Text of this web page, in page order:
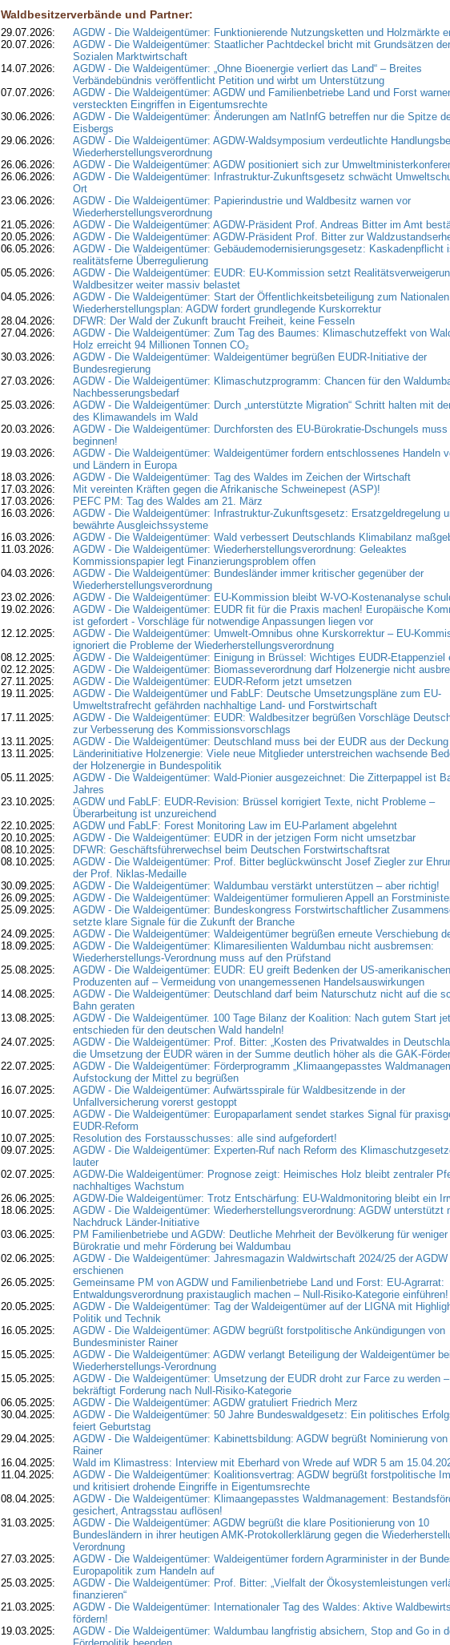
Waldbesitzerverbände und Partner:
29.07.2026:
AGDW - Die Waldeigentümer: Funktionierende Nutzungsketten und Holzmärkte
20.07.2026:
AGDW - Die Waldeigentümer: Staatlicher Pachtdeckel bricht mit Grundsätzen der
Sozialen Marktwirtschaft
14.07.2026:
AGDW - Die Waldeigentümer: „Ohne Bioenergie verliert das Land“ – Breites
Verbändebündnis veröffentlicht Petition und wirbt um Unterstützung
07.07.2026:
AGDW - Die Waldeigentümer: AGDW und Familienbetriebe Land und Forst
versteckten Eingriffen in Eigentumsrechte
30.06.2026:
AGDW - Die Waldeigentümer: Änderungen am NatInfG betreffen nur die Spitze
Eisbergs
29.06.2026:
AGDW - Die Waldeigentümer: AGDW-Waldsymposium verdeutlichte
Wiederherstellungsverordnung
26.06.2026:
AGDW - Die Waldeigentümer: AGDW positioniert sich zur
26.06.2026:
AGDW - Die Waldeigentümer: Infrastruktur-Zukunftsgesetz schwächt
Ort
23.06.2026:
AGDW - Die Waldeigentümer: Papierindustrie und Waldbesitz warnen vor
Wiederherstellungsverordnung
21.05.2026:
AGDW - Die Waldeigentümer: AGDW-Präsident Prof. Andreas Bitter im Amt
20.05.2026:
AGDW - Die Waldeigentümer: AGDW-Präsident Prof. Bitter zur
06.05.2026:
AGDW - Die Waldeigentümer: Gebäudemodernisierungsgesetz: Kaskadenpflicht
realitätsferne Überregulierung
05.05.2026:
AGDW - Die Waldeigentümer: EUDR: EU-Kommission setzt
Waldbesitzer weiter massiv belastet
04.05.2026:
AGDW - Die Waldeigentümer: Start der Öffentlichkeitsbeteiligung zum Nationalen
Wiederherstellungsplan: AGDW fordert grundlegende Kurskorrektur
28.04.2026:
DFWR: Der Wald der Zukunft braucht Freiheit, keine Fesseln
27.04.2026:
AGDW - Die Waldeigentümer: Zum Tag des Baumes: Klimaschutzeffekt von
Holz erreicht 94 Millionen Tonnen CO₂
30.03.2026:
AGDW - Die Waldeigentümer: Waldeigentümer begrüßen EUDR-Initiative der
Bundesregierung
27.03.2026:
AGDW - Die Waldeigentümer: Klimaschutzprogramm: Chancen für den
Nachbesserungsbedarf
25.03.2026:
AGDW - Die Waldeigentümer: Durch „unterstützte Migration“ Schritt halten mit
des Klimawandels im Wald
20.03.2026:
AGDW - Die Waldeigentümer: Durchforsten des EU-Bürokratie-Dschungels
beginnen!
19.03.2026:
AGDW - Die Waldeigentümer: Waldeigentümer fordern entschlossenes Handeln
und Ländern in Europa
18.03.2026:
AGDW - Die Waldeigentümer: Tag des Waldes im Zeichen der Wirtschaft
17.03.2026:
Mit vereinten Kräften gegen die Afrikanische Schweinepest (ASP)!
17.03.2026:
PEFC PM: Tag des Waldes am 21. März
16.03.2026:
AGDW - Die Waldeigentümer: Infrastruktur-Zukunftsgesetz: Ersatzgeldregelung
bewährte Ausgleichssysteme
16.03.2026:
AGDW - Die Waldeigentümer: Wald verbessert Deutschlands Klimabilanz
11.03.2026:
AGDW - Die Waldeigentümer: Wiederherstellungsverordnung: Geleaktes
Kommissionspapier legt Finanzierungsproblem offen
04.03.2026:
AGDW - Die Waldeigentümer: Bundesländer immer kritischer gegenüber der
Wiederherstellungsverordnung
23.02.2026:
AGDW - Die Waldeigentümer: EU-Kommission bleibt W-VO-Kostenanalyse
19.02.2026:
AGDW - Die Waldeigentümer: EUDR fit für die Praxis machen! Europäische
ist gefordert - Vorschläge für notwendige Anpassungen liegen vor
12.12.2025:
AGDW - Die Waldeigentümer: Umwelt-Omnibus ohne Kurskorrektur – EU-
ignoriert die Probleme der Wiederherstellungsverordnung
08.12.2025:
AGDW - Die Waldeigentümer: Einigung in Brüssel: Wichtiges EUDR-Etappenziel
02.12.2025:
AGDW - Die Waldeigentümer: Biomasseverordnung darf Holzenergie nicht
27.11.2025:
AGDW - Die Waldeigentümer: EUDR-Reform jetzt umsetzen
19.11.2025:
AGDW - Die Waldeigentümer und FabLF: Deutsche Umsetzungspläne zum EU-
Umweltstrafrecht gefährden nachhaltige Land- und Forstwirtschaft
17.11.2025:
AGDW - Die Waldeigentümer: EUDR: Waldbesitzer begrüßen Vorschläge
zur Verbesserung des Kommissionsvorschlags
13.11.2025:
AGDW - Die Waldeigentümer: Deutschland muss bei der EUDR aus der
13.11.2025:
Länderinitiative Holzenergie: Viele neue Mitglieder unterstreichen wachsende
der Holzenergie in Bundespolitik
05.11.2025:
AGDW - Die Waldeigentümer: Wald-Pionier ausgezeichnet: Die Zitterpappel ist
Jahres
23.10.2025:
AGDW und FabLF: EUDR-Revision: Brüssel korrigiert Texte, nicht Probleme –
Überarbeitung ist unzureichend
22.10.2025:
AGDW und FabLF: Forest Monitoring Law im EU-Parlament abgelehnt
20.10.2025:
AGDW - Die Waldeigentümer: EUDR in der jetzigen Form nicht umsetzbar
08.10.2025:
DFWR: Geschäftsführerwechsel beim Deutschen Forstwirtschaftsrat
08.10.2025:
AGDW - Die Waldeigentümer: Prof. Bitter beglückwünscht Josef Ziegler zur
der Prof. Niklas-Medaille
30.09.2025:
AGDW - Die Waldeigentümer: Waldumbau verstärkt unterstützen – aber richtig!
26.09.2025:
AGDW - Die Waldeigentümer: Waldeigentümer formulieren Appell an
25.09.2025:
AGDW - Die Waldeigentümer: Bundeskongress Forstwirtschaftlicher
setzte klare Signale für die Zukunft der Branche
24.09.2025:
AGDW - Die Waldeigentümer: Waldeigentümer begrüßen erneute Verschiebung
18.09.2025:
AGDW - Die Waldeigentümer: Klimaresilienten Waldumbau nicht ausbremsen:
Wiederherstellungs-Verordnung muss auf den Prüfstand
25.08.2025:
AGDW - Die Waldeigentümer: EUDR: EU greift Bedenken der US-amerikanischen
Produzenten auf – Vermeidung von unangemessenen Handelsauswirkungen
14.08.2025:
AGDW - Die Waldeigentümer: Deutschland darf beim Naturschutz nicht auf die
Bahn geraten
13.08.2025:
AGDW - Die Waldeigentümer. 100 Tage Bilanz der Koalition: Nach gutem Start
entschieden für den deutschen Wald handeln!
24.07.2025:
AGDW - Die Waldeigentümer: Prof. Bitter: „Kosten des Privatwaldes in
die Umsetzung der EUDR wären in der Summe deutlich höher als die GAK-
22.07.2025:
AGDW - Die Waldeigentümer: Förderprogramm „Klimaangepasstes
Aufstockung der Mittel zu begrüßen
16.07.2025:
AGDW - Die Waldeigentümer: Aufwärtsspirale für Waldbesitzende in der
Unfallversicherung vorerst gestoppt
10.07.2025:
AGDW - Die Waldeigentümer: Europaparlament sendet starkes Signal für
EUDR-Reform
10.07.2025:
Resolution des Forstausschusses: alle sind aufgefordert!
09.07.2025:
AGDW - Die Waldeigentümer: Experten-Ruf nach Reform des
lauter
02.07.2025:
AGDW-Die Waldeigentümer: Prognose zeigt: Heimisches Holz bleibt zentraler
nachhaltiges Wachstum
26.06.2025:
AGDW-Die Waldeigentümer: Trotz Entschärfung: EU-Waldmonitoring bleibt ein
18.06.2025:
AGDW - Die Waldeigentümer: Wiederherstellungsverordnung: AGDW unterstützt
Nachdruck Länder-Initiative
03.06.2025:
PM Familienbetriebe und AGDW: Deutliche Mehrheit der Bevölkerung für weniger
Bürokratie und mehr Förderung bei Waldumbau
02.06.2025:
AGDW - Die Waldeigentümer: Jahresmagazin Waldwirtschaft 2024/25 der AGDW
erschienen
26.05.2025:
Gemeinsame PM von AGDW und Familienbetriebe Land und Forst: EU-Agrarrat:
Entwaldungsverordnung praxistauglich machen – Null-Risiko-Kategorie einführen!
20.05.2025:
AGDW - Die Waldeigentümer: Tag der Waldeigentümer auf der LIGNA mit
Politik und Technik
16.05.2025:
AGDW - Die Waldeigentümer: AGDW begrüßt forstpolitische Ankündigungen von
Bundesminister Rainer
15.05.2025:
AGDW - Die Waldeigentümer: AGDW verlangt Beteiligung der Waldeigentümer
Wiederherstellungs-Verordnung
15.05.2025:
AGDW - Die Waldeigentümer: Umsetzung der EUDR droht zur Farce zu werden
bekräftigt Forderung nach Null-Risiko-Kategorie
06.05.2025:
AGDW - Die Waldeigentümer: AGDW gratuliert Friedrich Merz
30.04.2025:
AGDW - Die Waldeigentümer: 50 Jahre Bundeswaldgesetz: Ein politisches
feiert Geburtstag
29.04.2025:
AGDW - Die Waldeigentümer: Kabinettsbildung: AGDW begrüßt Nominierung von
Rainer
16.04.2025:
Wald im Klimastress: Interview mit Eberhard von Wrede auf WDR 5 am
11.04.2025:
AGDW - Die Waldeigentümer: Koalitionsvertrag: AGDW begrüßt forstpolitische
und kritisiert drohende Eingriffe in Eigentumsrechte
08.04.2025:
AGDW - Die Waldeigentümer: Klimaangepasstes Waldmanagement:
gesichert, Antragsstau auflösen!
31.03.2025:
AGDW - Die Waldeigentümer: AGDW begrüßt die klare Positionierung von 10
Bundesländern in ihrer heutigen AMK-Protokollerklärung gegen die
Verordnung
27.03.2025:
AGDW - Die Waldeigentümer: Waldeigentümer fordern Agrarminister in der
Europapolitik zum Handeln auf
25.03.2025:
AGDW - Die Waldeigentümer: Prof. Bitter: „Vielfalt der Ökosystemleistungen
finanzieren“
21.03.2025:
AGDW - Die Waldeigentümer: Internationaler Tag des Waldes: Aktive
fördern!
19.03.2025:
AGDW - Die Waldeigentümer: Waldumbau langfristig absichern, Stop and Go in